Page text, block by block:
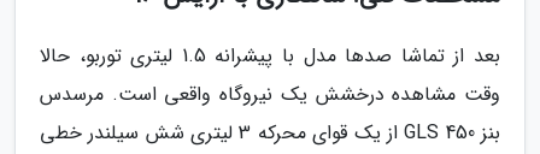
بعد از تماشا صدها مدل با پیشرانه 1.5 لیتری توربو، حالا
وقت مشاهده درخشش یک نیروگاه واقعی است. مرسدس
بنز GLS 450 از یک قوای محرکه 3 لیتری شش سیلندر خطی